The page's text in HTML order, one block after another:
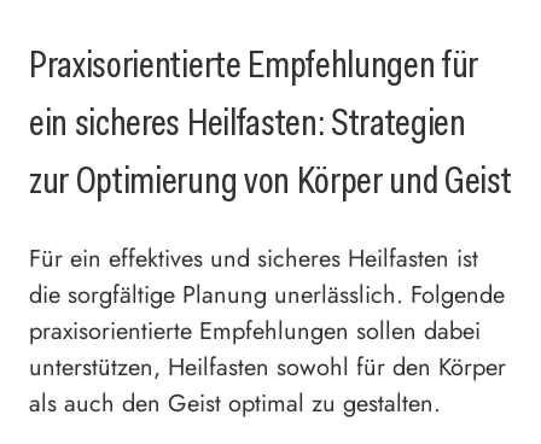
Praxisorientierte Empfehlungen für
ein sicheres Heilfasten: Strategien
zur Optimierung von Körper und Geist
Für ein effektives und sicheres Heilfasten ist
die sorgfältige Planung unerlässlich. Folgende
praxisorientierte Empfehlungen sollen dabei
unterstützen, Heilfasten sowohl für den Körper
als auch den Geist optimal zu gestalten.